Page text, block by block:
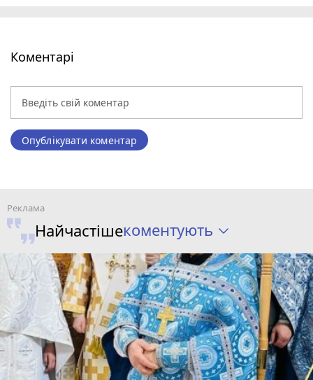
Коментарі
Опублікувати коментар
Найчастішекоментують